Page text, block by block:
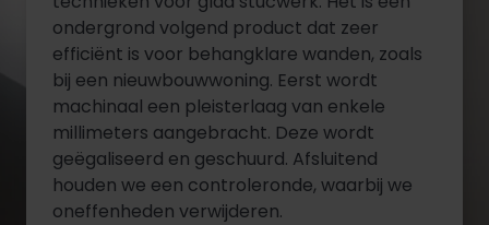
ondergrond volgend product dat zeer
efficiënt is voor behangklare wanden, zoals
bij een nieuwbouwwoning. Eerst wordt
machinaal een pleisterlaag van enkele
millimeters aangebracht. Deze wordt
geëgaliseerd en geschuurd. Afsluitend
houden we een controleronde, waarbij we
oneffenheden verwijderen.